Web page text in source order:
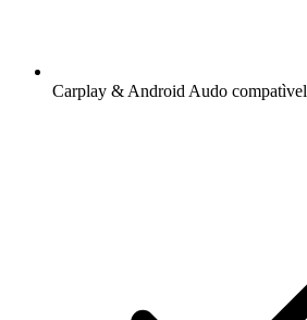
Carplay & Android Audo compatìvel